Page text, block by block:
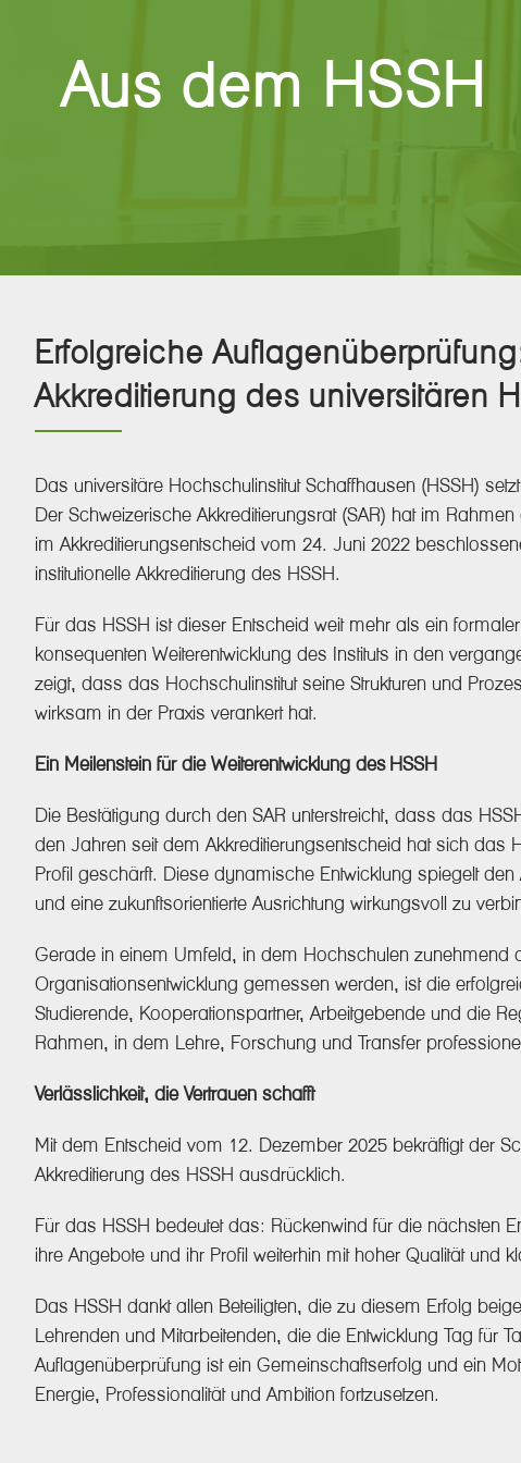
Aus dem HSSH
Erfolgreiche
Akkreditierung des universitären
Das universitäre Hochschulinstitut Schaffhausen (HSSH)
Der Schweizerische Akkreditierungsrat (SAR) hat im
im Akkreditierungsentscheid vom 24. Juni 2022
institutionelle Akkreditierung des HSSH.
Für das HSSH ist dieser Entscheid weit mehr als ein
konsequenten Weiterentwicklung des Instituts in den
zeigt, dass das Hochschulinstitut seine Strukturen und
wirksam in der Praxis verankert hat.
Ein Meilenstein für die Weiterentwicklung des HSSH
Die Bestätigung durch den SAR unterstreicht, dass das
den Jahren seit dem Akkreditierungsentscheid hat sich das
Profil geschärft. Diese dynamische Entwicklung spiegelt
und eine zukunftsorientierte Ausrichtung wirkungsvoll zu
Gerade in einem Umfeld, in dem Hochschulen zunehmend
Organisationsentwicklung gemessen werden, ist die
Studierende, Kooperationspartner, Arbeitgebende und die
Rahmen, in dem Lehre, Forschung und Transfer
Verlässlichkeit, die Vertrauen schafft
Mit dem Entscheid vom 12. Dezember 2025 bekräftigt der
Akkreditierung des HSSH ausdrücklich.
Für das HSSH bedeutet das: Rückenwind für die nächsten
ihre Angebote und ihr Profil weiterhin mit hoher Qualität und
Das HSSH dankt allen Beteiligten, die zu diesem Erfolg
Lehrenden und Mitarbeitenden, die die Entwicklung Tag für
Auflagenüberprüfung ist ein Gemeinschaftserfolg und ein
Energie, Professionalität und Ambition fortzusetzen.